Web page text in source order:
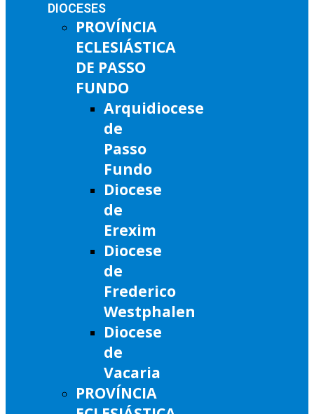
DIOCESES
PROVÍNCIA
ECLESIÁSTICA
DE PASSO
FUNDO
Arquidiocese
de
Passo
Fundo
Diocese
de
Erexim
Diocese
de
Frederico
Westphalen
Diocese
de
Vacaria
PROVÍNCIA